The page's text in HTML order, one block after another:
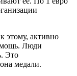
этому, активно
Люди
Это
медали.